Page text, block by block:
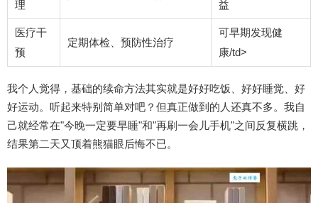
理
益
医疗干
预
定期体检、预防性治疗
可早期发现健
康/td>
我个人觉得，基础的续命方法其实就是好好吃饭、好好睡觉、好
好运动。听起来特别简单对吧？但真正做到的人还真不多。我自
己就经常在"今晚一定要早睡"和"再刷一会儿手机"之间反复横跳，
结果第二天又顶着熊猫眼后悔不已。